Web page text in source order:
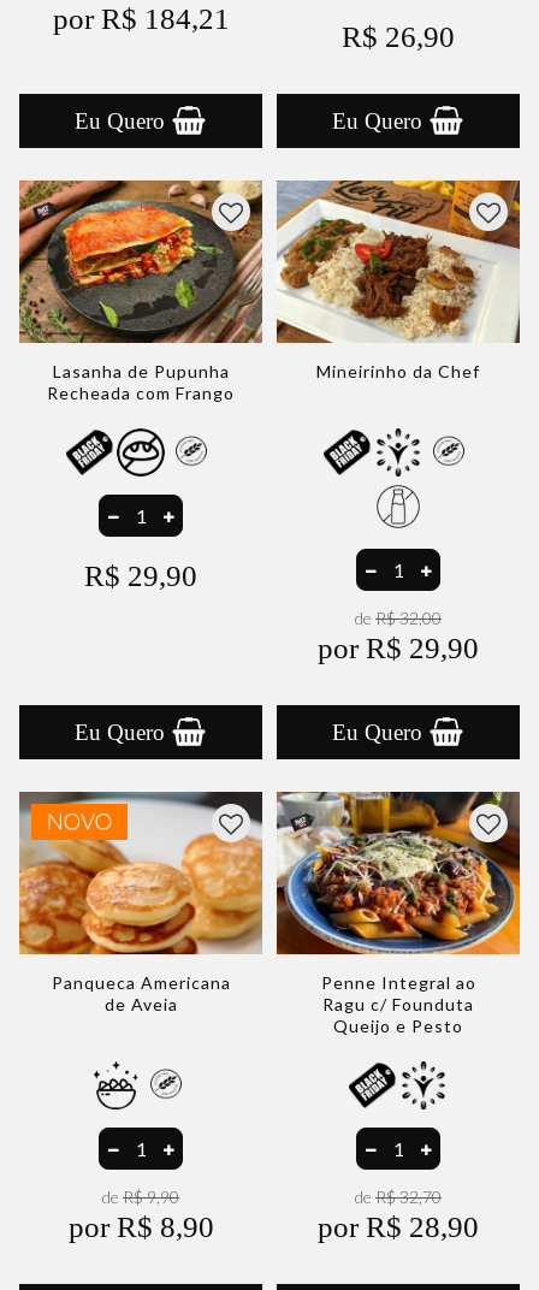
por R$ 184,21
Eu Quero
R$ 26,90
Eu Quero
Lasanha de Pupunha
Recheada com Frango
R$ 29,90
Eu Quero
Mineirinho da Chef
de R$ 32,00
por R$ 29,90
Eu Quero
Panqueca Americana
de Aveia
de R$ 9,90
por R$ 8,90
Penne Integral ao
Ragu c/ Founduta
Queijo e Pesto
de R$ 32,70
por R$ 28,90